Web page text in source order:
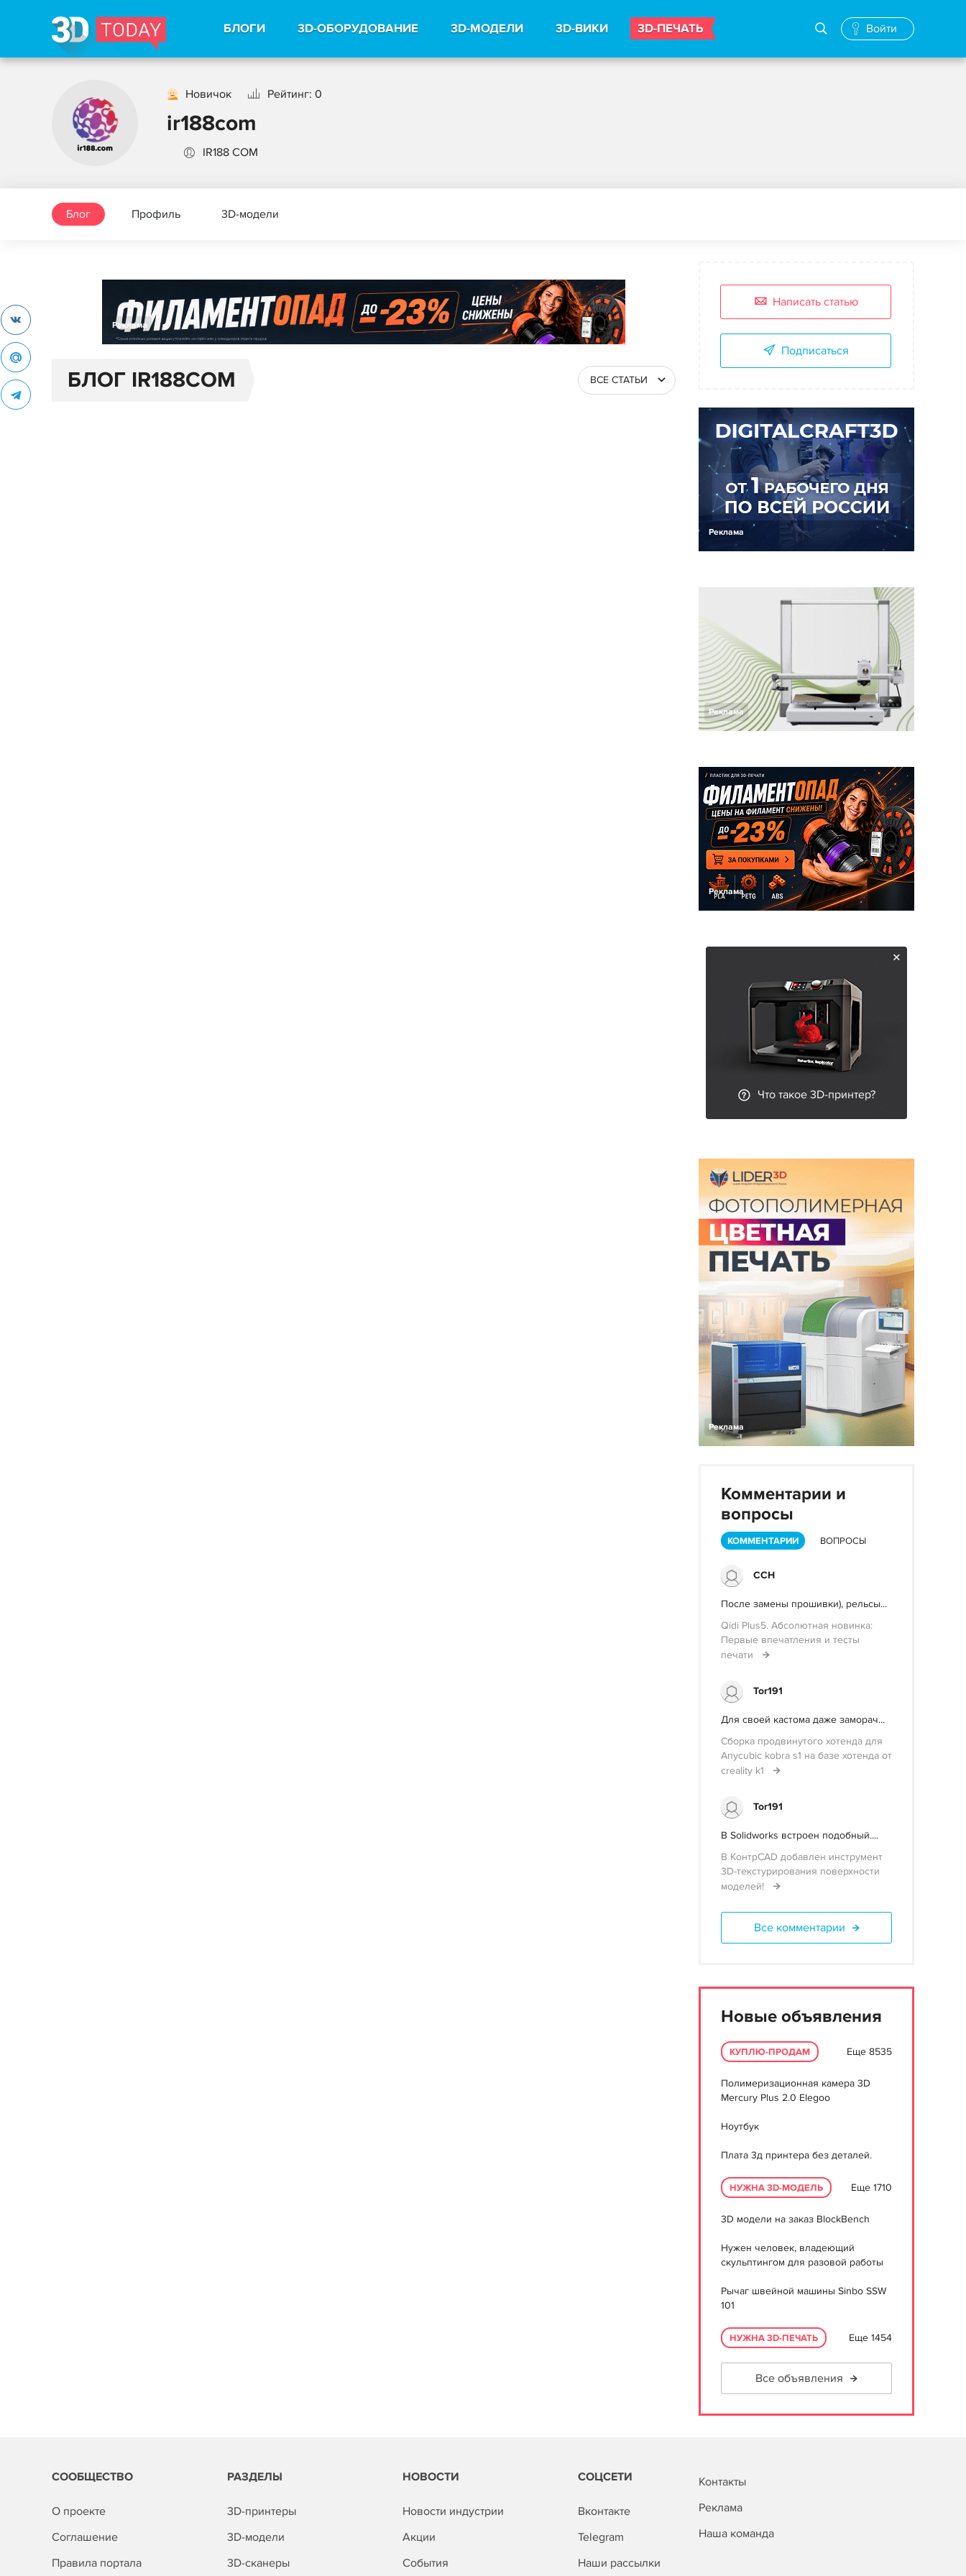
БЛОГИ 3D-ОБОРУДОВАНИЕ 3D-МОДЕЛИ 3D-ВИКИ 3D-ПЕЧАТЬ Войти
Новичок Рейтинг: 0
ir188com
IR188 COM
Блог Профиль 3D-модели
Реклама
БЛОГ IR188COM ВСЕ СТАТЬИ
Написать статью
Подписаться
Реклама
Реклама
Реклама
Что такое 3D-принтер?
Реклама
Комментарии и
вопросы
КОММЕНТАРИИ ВОПРОСЫ
ССН
После замены прошивки), рельсы...
Qidi Plus5. Абсолютная новинка:
Первые впечатления и тесты
печати
Tor191
Для своей кастома даже заморач...
Сборка продвинутого хотенда для
Anycubic kobra s1 на базе хотенда от
creality k1
Tor191
В Solidworks встроен подобный....
В КонтрCAD добавлен инструмент
3D-текстурирования поверхности
моделей!
Все комментарии
Новые объявления
КУПЛЮ-ПРОДАМ Еще 8535
Полимеризационная камера 3D
Mercury Plus 2.0 Elegoo
Ноутбук
Плата 3д принтера без деталей.
НУЖНА 3D-МОДЕЛЬ Еще 1710
3D модели на заказ BlockBench
Нужен человек, владеющий
скульптингом для разовой работы
Рычаг швейной машины Sinbo SSW
101
НУЖНА 3D-ПЕЧАТЬ Еще 1454
Все объявления
СООБЩЕСТВО
О проекте
Соглашение
Правила портала
РАЗДЕЛЫ
3D-принтеры
3D-модели
3D-сканеры
НОВОСТИ
Новости индустрии
Акции
События
СОЦСЕТИ
Вконтакте
Telegram
Наши рассылки
Контакты
Реклама
Наша команда